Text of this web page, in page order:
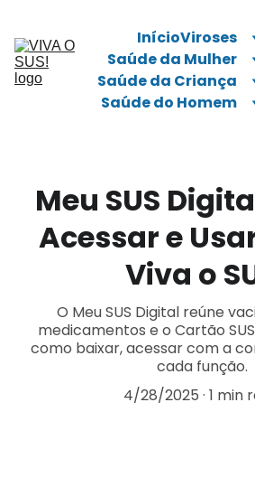
InícioViroses
Saúde da Mulher
Saúde da Criança
Saúde do Homem
Meu SUS
Acessar e
Viva o
O Meu SUS Digital reúne
medicamentos e o Cartão
como baixar, acessar com a
cada função.
4/28/2025 1 min